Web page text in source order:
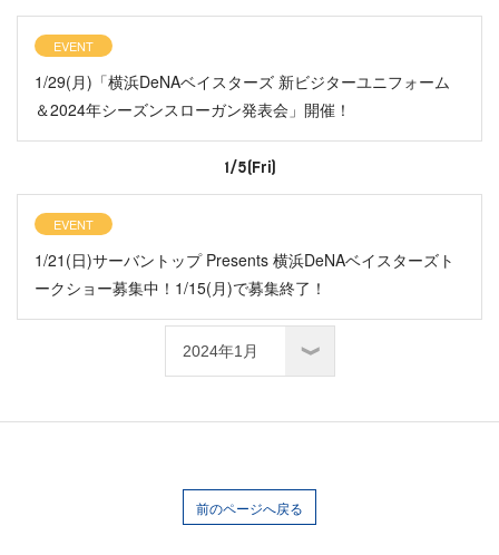
EVENT
1/29(月)「横浜DeNAベイスターズ 新ビジターユニフォーム
＆2024年シーズンスローガン発表会」開催！
1/5(Fri)
EVENT
1/21(日)サーバントップ Presents 横浜DeNAベイスターズト
ークショー募集中！1/15(月)で募集終了！
前のページへ戻る